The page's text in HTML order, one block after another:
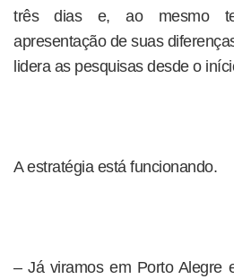
três dias e, ao mesmo
apresentação de suas
lidera as pesquisas desde o
A estratégia está funcionando.
– Já viramos em Porto Alegre